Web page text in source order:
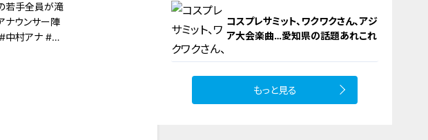
若手全員が滝
ナウンサー陣
中村アナ #光
コスプレサミット、ワクワクさん、アジ
ア大会楽曲…愛知県の話題あれこれ
もっと見る